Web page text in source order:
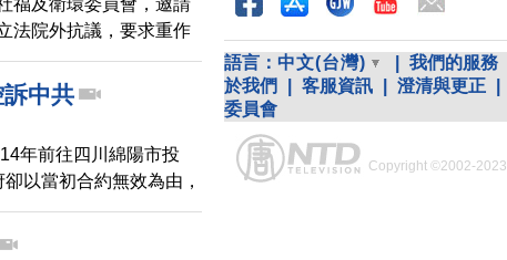
動。
福及衛環委員會，邀請
法院外抗議，要求重作
中共
年前往四川綿陽市投
以當初合約無效為由，
著高齡八旬的老母親到
語言： 中文(台灣) 我們的服務
於我們
客服資訊 澄清與更正
委員會
Copyright ©2002-2023